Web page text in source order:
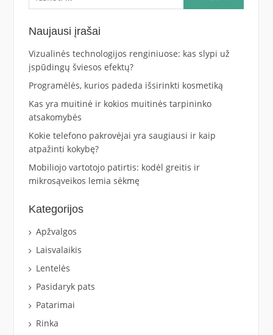
Naujausi įrašai
Vizualinės technologijos renginiuose: kas slypi už
įspūdingų šviesos efektų?
Programėlės, kurios padeda išsirinkti kosmetiką
Kas yra muitinė ir kokios muitinės tarpininko
atsakomybės
Kokie telefono pakrovėjai yra saugiausi ir kaip
atpažinti kokybę?
Mobiliojo vartotojo patirtis: kodėl greitis ir
mikrosąveikos lemia sėkmę
Kategorijos
Apžvalgos
Laisvalaikis
Lentelės
Pasidaryk pats
Patarimai
Rinka